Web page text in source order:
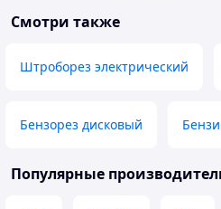
Смотри также
Штроборез электрический
Бензорез дисковый
Популярные